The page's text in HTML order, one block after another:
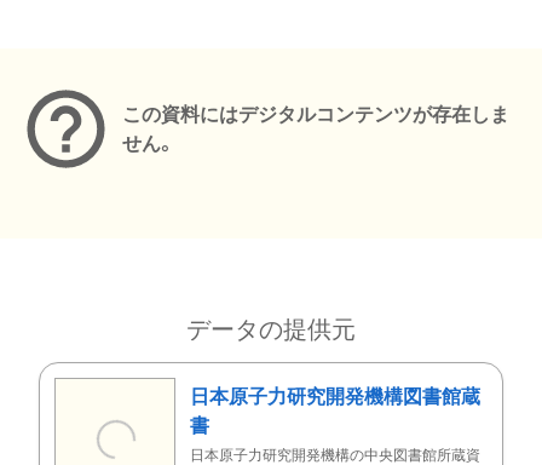
この資料にはデジタルコンテンツが存在しま
せん。
データの提供元
日本原子力研究開発機構図書館蔵
書
日本原子力研究開発機構の中央図書館所蔵資